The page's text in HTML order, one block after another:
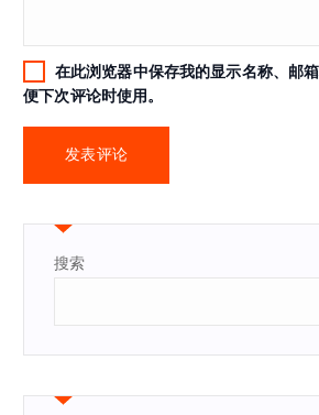
在此浏览器中保存我的显示名称、邮
便下次评论时使用。
搜索